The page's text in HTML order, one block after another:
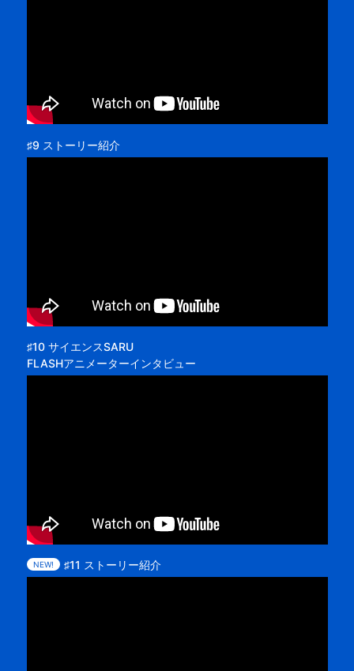
♯9 ストーリー紹介
♯10 サイエンスSARU
FLASHアニメーターインタビュー
NEW! ♯11 ストーリー紹介